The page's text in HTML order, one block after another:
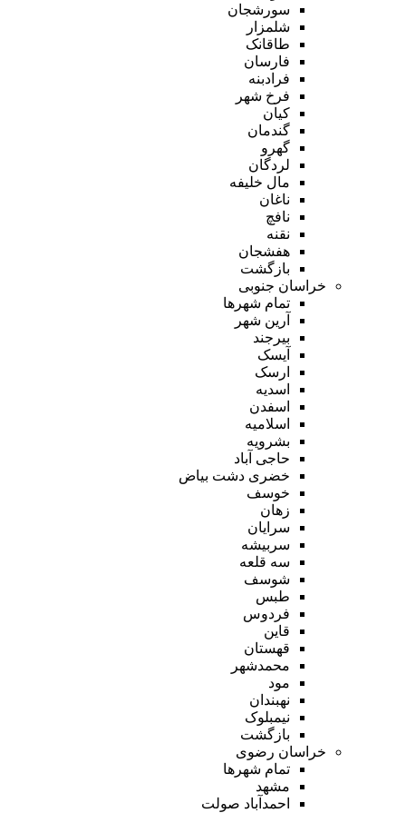
سورشجان
شلمزار
طاقانک
فارسان
فرادبنه
فرخ شهر
کیان
گندمان
گهرو
لردگان
مال خلیفه
ناغان
نافچ
نقنه
هفشجان
بازگشت
خراسان جنوبی
تمام شهر‌ها
آرین شهر
بیرجند
آیسک
ارسک
اسدیه
اسفدن
اسلامیه
بشرویه
حاجی آباد
خضری دشت بیاض
خوسف
زهان
سرایان
سربیشه
سه قلعه
شوسف
طبس
فردوس
قاین
قهستان
محمدشهر
مود
نهبندان
نیمبلوک
بازگشت
خراسان رضوی
تمام شهر‌ها
مشهد
احمدآباد صولت